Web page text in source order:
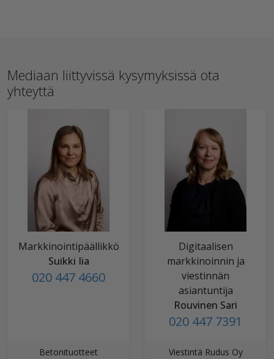
Mediaan liittyvissä kysymyksissä ota
yhteyttä
Markkinointipäällikkö
Suikki Iia
020 447 4660
Betonituotteet
Digitaalisen
markkinoinnin ja
viestinnän
asiantuntija
Rouvinen Sari
020 447 7391
Viestintä Rudus Oy